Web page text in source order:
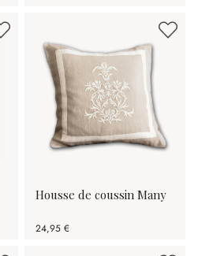
Housse de coussin Many
24,95 €